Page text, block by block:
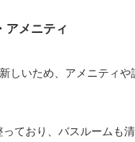
アメニティ
しいため、アメニティや
ており、バスルームも